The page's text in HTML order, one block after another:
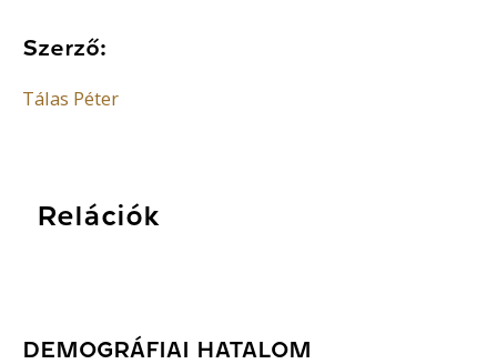
Szerző:
Tálas Péter
Relációk
DEMOGRÁFIAI HATALOM